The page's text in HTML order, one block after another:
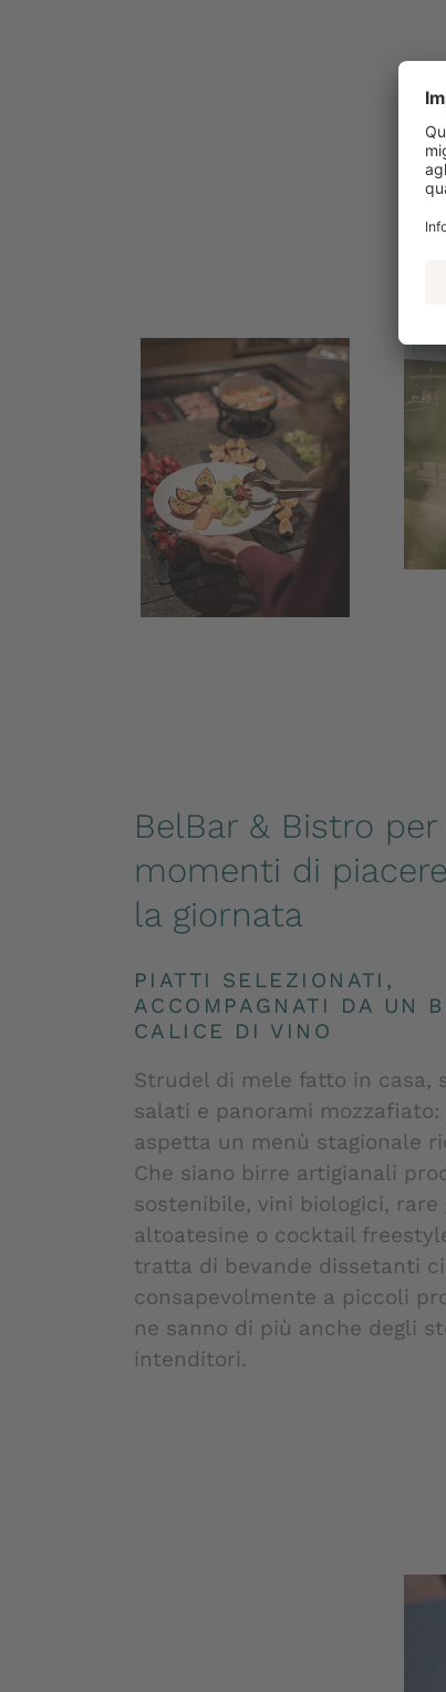
BelBar & Bistro
momenti di
la giornata
PIATTI SELEZIONATI,
ACCOMPAGNATI DA UN
CALICE DI VINO
Strudel di mele fatto in casa,
salati e panorami
aspetta un menù stagionale
Che siano birre artigianali
sostenibile, vini biologici, rare
altoatesine o cocktail
tratta di bevande dissetanti
consapevolmente a piccoli
ne sanno di più anche degli
intenditori.